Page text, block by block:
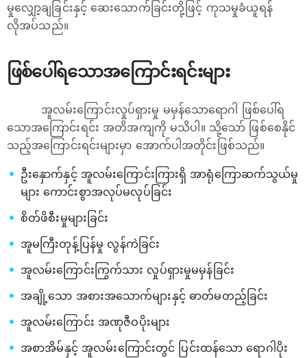
မှုလျှော့ချခြင်းနှင့် ဆေးသောက်ခြင်းတို့ဖြင့် ကုသမှုခံယူရန်
လိုအပ်သည်။
ဖြစ်ပေါ်ရသောအကြောင်းရင်းများ
အူလမ်းကြောင်းလှုပ်ရှားမှု မမှန်သောရောဂါ ဖြစ်ပေါ်ရ
သောအကြောင်းရင်း အတိအကျကို မသိပါ။ သို့သော် ဖြစ်စေနိုင်
သည့်အကြောင်းရင်းများမှာ အောက်ပါအတိုင်းဖြစ်သည်။
ဦးနှောက်နှင့် အူလမ်းကြောင်းကြားရှိ အာရုံကြောဆက်သွယ်မှု
များ ကောင်းစွာအလုပ်မလုပ်ခြင်း
စိတ်ဖိစီးမှုများခြင်း
အူမကြီးတုန့်ပြန်မှု လွန်ကဲခြင်း
အူလမ်းကြောင်းကြွက်သား လှုပ်ရှားမှုမမှန်ခြင်း
အချို့သော အစားအသောက်များနှင့် ဓာတ်မတည့်ခြင်း
အူလမ်းကြောင်း အဏုဇီဝပိုးများ
အစာအိမ်နှင့် အူလမ်းကြောင်းတွင် ပြင်းထန်သော ရောဂါပိုး